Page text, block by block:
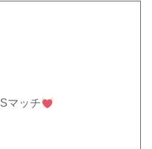
マッチ